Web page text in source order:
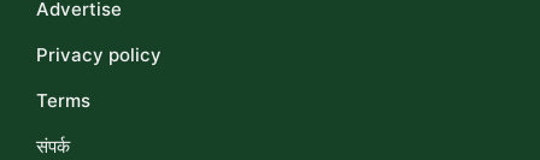
Advertise
Privacy policy
Terms
संपर्क